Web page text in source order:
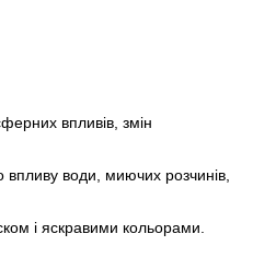
впливів, змін
впливу води, миючих розчинів,
і яскравими кольорами.